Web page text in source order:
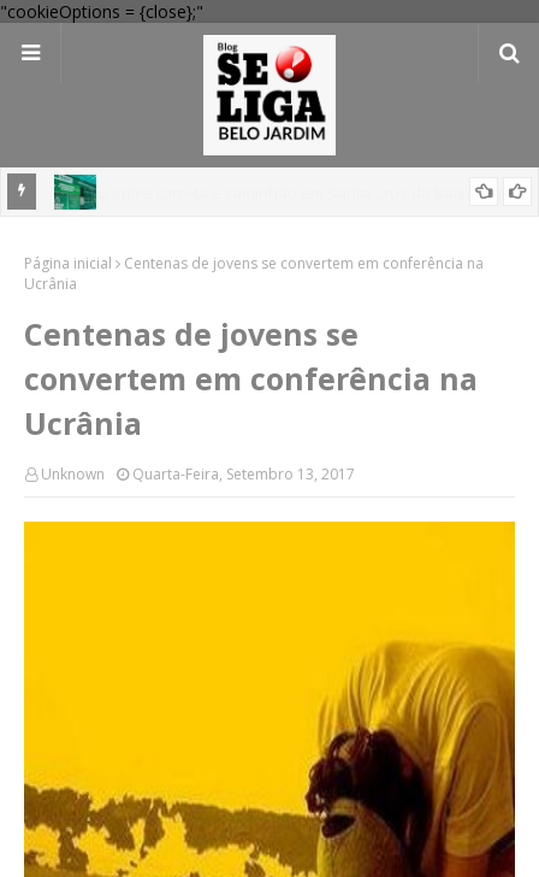
"cookieOptions = {close};"
compras
Página inicial
Centenas de jovens se convertem em conferência na
Ucrânia
Centenas de jovens se
convertem em conferência na
Ucrânia
Unknown Quarta-Feira, Setembro 13, 2017